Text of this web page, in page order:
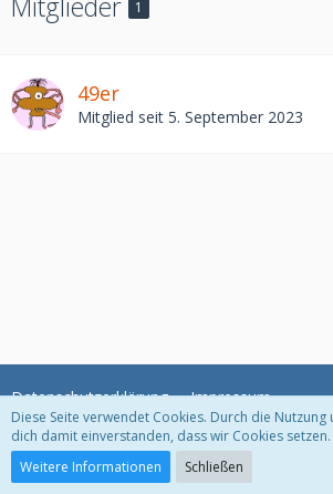
1
49er
Mitglied seit 5. September 2023
Datenschutzerklärung Impressum
Community-Software:
Diese Seite verwendet Cookies. Durch die
dich damit einverstanden, dass wir Cookies setzen.
Weitere Informationen
Schließen